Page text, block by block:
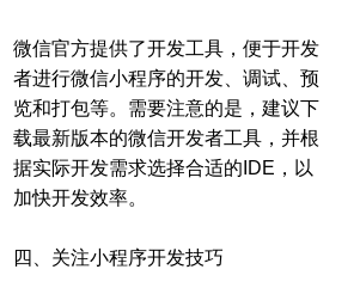
微信官方提供了开发工具，便于开发
者进行微信小程序的开发、调试、预
览和打包等。需要注意的是，建议下
载最新版本的微信开发者工具，并根
据实际开发需求选择合适的IDE，以
加快开发效率。
四、关注小程序开发技巧